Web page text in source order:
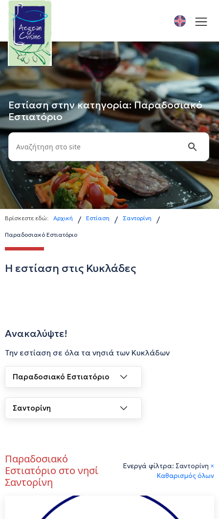
Εστίαση στην κατηγορία: Παραδοσιακό
Εστιατόριο
Βρίσκεστε εδώ: Αρχική / Εστίαση / Σαντορίνη /
Παραδοσιακό Εστιατόριο
Η εστίαση στις Κυκλάδες
Ανακαλύψτε!
Την εστίαση σε όλα τα νησιά των Κυκλάδων
Παραδοσιακό
Εστιατόριο στο νησί
Σαντορίνη
Ενεργά φίλτρα: Σαντορίνη ×
Καθαρισμός όλων